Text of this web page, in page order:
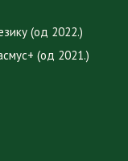
(од 2022.)
(од 2021.)